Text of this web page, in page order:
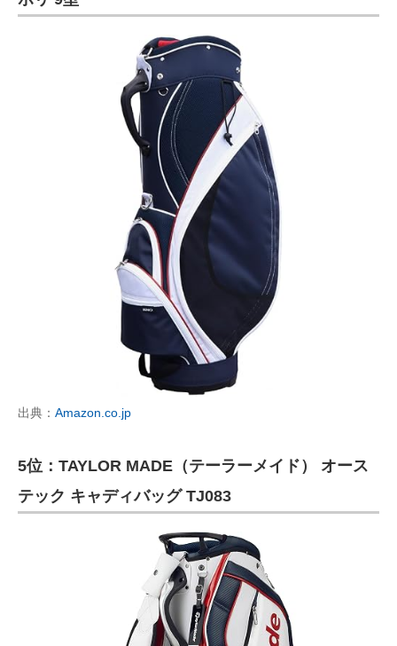
出典： Amazon.co.jp
5位：TAYLOR MADE（テーラーメイド） オース
テック キャディバッグ ‎TJ083